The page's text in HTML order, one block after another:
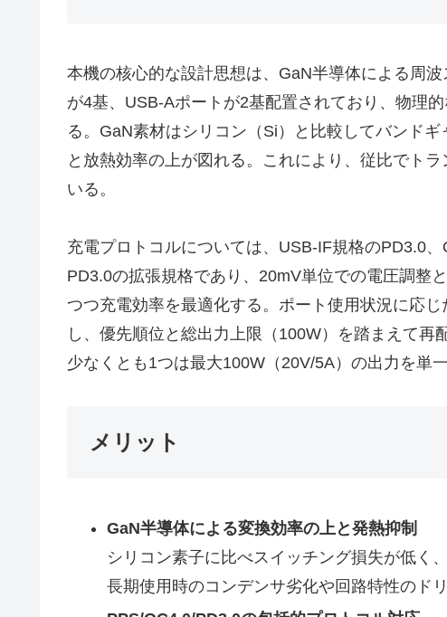
本機の核心的な設計思想は、GaN半導体による周
が4基、USB-Aポートが2基配置されており、物理
る。GaN素材はシリコン（Si）と比較してバンド
と放熱効率の上が図れる。これにより、従比でト
いる。
充電プロトコルについては、USB-IF規格のPD3.0
PD3.0の拡張規格であり、20mV単位での電圧調整
つつ充電効率を最適化する。ポート使用状況に応
し、優先順位と総出力上限（100W）を踏まえて
少なくとも1つは最大100W（20V/5A）の出力を単
メリット
GaN半導体による変換効率の上と発熱抑制
シリコン素子に比べスイッチング損失が低く
長期使用時のコンデンサ劣化や回路特性のド